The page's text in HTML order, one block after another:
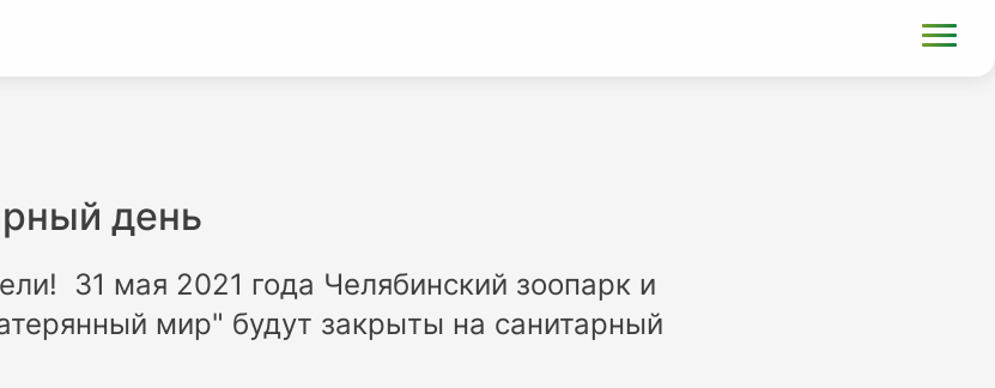
день
31 мая 2021 года Челябинский зоопарк и
мир" будут закрыты на санитарный